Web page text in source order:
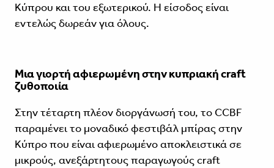
Κύπρου και του εξωτερικού. Η είσοδος είναι
εντελώς δωρεάν για όλους.
Μια γιορτή αφιερωμένη στην κυπριακή craft
ζυθοποιία
Στην τέταρτη πλέον διοργάνωσή του, το CCBF
παραμένει το μοναδικό φεστιβάλ μπίρας στην
Κύπρο που είναι αφιερωμένο αποκλειστικά σε
μικρούς, ανεξάρτητους παραγωγούς craft